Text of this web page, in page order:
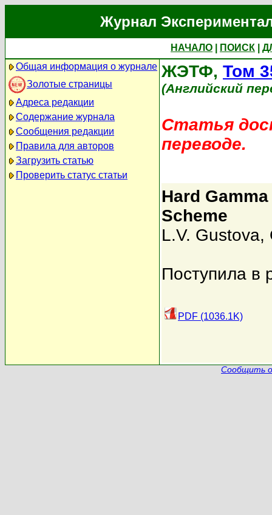
Журнал
НАЧАЛО ПОИСК
Общая информация о журнале
Золотые страницы
Адреса редакции
Содержание журнала
Сообщения редакции
Правила для авторов
Загрузить статью
Проверить статус статьи
ЖЭТФ, Том
(Английский
Статья
переводе.
Hard
Scheme
L.V. Gustova,
Поступила в
PDF (1036.1K)
Сообщить о